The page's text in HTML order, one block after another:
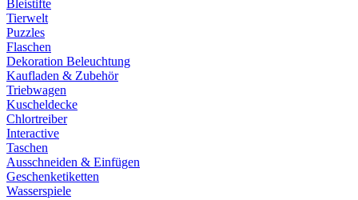
Bleistifte
Tierwelt
Puzzles
Flaschen
Dekoration Beleuchtung
Kaufladen & Zubehör
Triebwagen
Kuscheldecke
Chlortreiber
Interactive
Taschen
Ausschneiden & Einfügen
Geschenketiketten
Wasserspiele